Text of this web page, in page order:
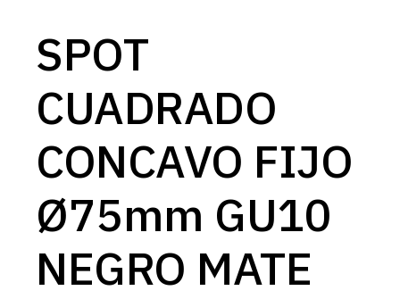
SPOT
CUADRADO
CONCAVO FIJO
Ø75mm GU10
NEGRO MATE